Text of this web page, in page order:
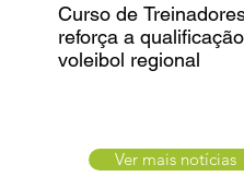
Curso de
reforça a
voleibol regional
Ver mais notícias